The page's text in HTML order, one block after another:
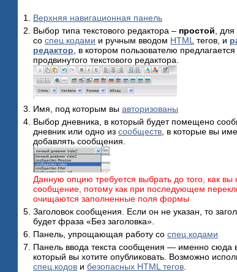
Верхняя навигационная панель
Выбор типа текстового редактора – простой ,
со спец.кодами и ручным вводом HTML тегов, и
редактор , в котором пользователю
продвинутого текстового редактора.
Имя, под которым вы авторизованы
Выбор дневника, в который будет помещено
дневник или одно из сообществ , в которые вы
добавлять сообщения.
Данную опцию требуется выбрать до того, как вы
сообщение, потому как при последующем
очищаются заполненные поля формы
Заголовок сообщения. Если он не указан, то
будет фраза «Без заголовка».
Панель, упрощающая работу со спец.кодами
Панель ввода текста сообщения — именно сюда
который вы хотите опубликовать. Возможно
спец.кодов и безопасных HTML тегов